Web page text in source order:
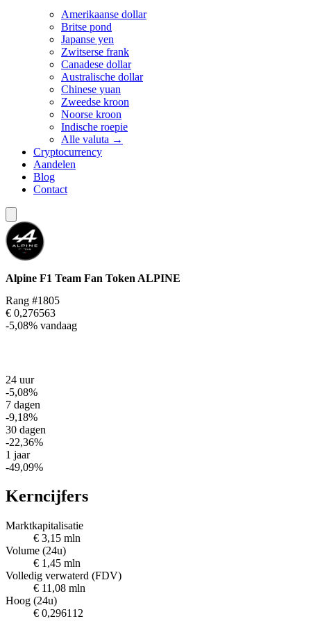
Amerikaanse dollar
Britse pond
Japanse yen
Zwitserse frank
Canadese dollar
Australische dollar
Chinese yuan
Zweedse kroon
Noorse kroon
Indische roepie
Alle valuta →
Cryptocurrency
Aandelen
Blog
Contact
Alpine F1 Team Fan Token ALPINE
Rang #1805
€ 0,276563
-5,08% vandaag
24 uur
-5,08%
7 dagen
-9,18%
30 dagen
-22,36%
1 jaar
-49,09%
Kerncijfers
Marktkapitalisatie
€ 3,15 mln
Volume (24u)
€ 1,45 mln
Volledig verwaterd (FDV)
€ 11,08 mln
Hoog (24u)
€ 0,296112